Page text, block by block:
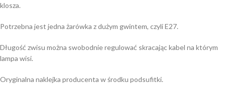
klosza.
Potrzebna jest jedna żarówka z dużym gwintem, czyli E27.
Długość zwisu można swobodnie regulować skracając kabel na którym
lampa wisi.
Oryginalna naklejka producenta w środku podsufitki.